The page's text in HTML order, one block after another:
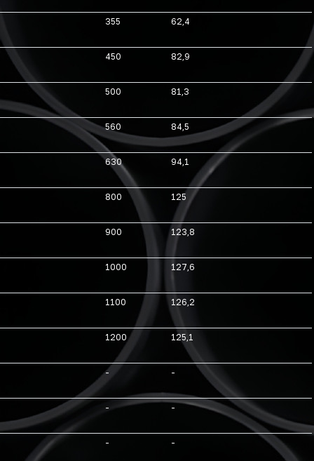
355 62,4
450 82,9
500 81,3
560 84,5
630 94,1
800 125
900 123,8
1000 127,6
1100 126,2
1200 125,1
- -
- -
- -